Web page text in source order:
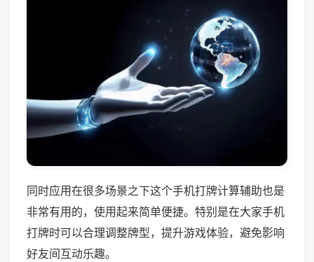
同时应用在很多场景之下这个手机打牌计算辅助也是
非常有用的，使用起来简单便捷。特别是在大家手机
打牌时可以合理调整牌型，提升游戏体验，避免影响
好友间互动乐趣。